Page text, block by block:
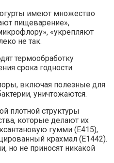
имеют множество
пищеварение»,
«укрепляют
не так.
термообработку
срока годности.
включая полезные для
уничтожаются.
плотной структуры
которые делают их
гумми (Е415),
крахмал (Е1442).
но не приносят никакой